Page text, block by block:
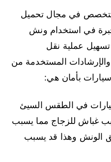
متخصص في مجال تحميل
في استخدام ونش
عملية نقل
المستخدمة من
بأمان هي:
في الطقس السيئ
غباش للزجاج مما يسبب
الونش وهذا قد يسبب